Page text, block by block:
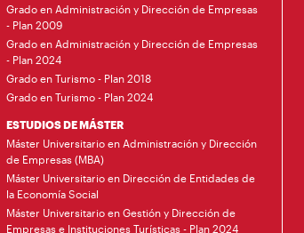
Grado en Administración y Dirección de Empresas
- Plan 2009
Grado en Administración y Dirección de Empresas
- Plan 2024
Grado en Turismo - Plan 2018
Grado en Turismo - Plan 2024
ESTUDIOS DE MÁSTER
Máster Universitario en Administración y Dirección
de Empresas (MBA)
Máster Universitario en Dirección de Entidades de
la Economía Social
Máster Universitario en Gestión y Dirección de
Empresas e Instituciones Turísticas - Plan 2024